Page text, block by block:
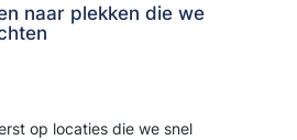
naar plekken die we
op locaties die we snel